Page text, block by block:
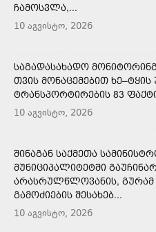
ᲩᲐᲛᲝᲡᲕᲚᲐ,...
10 აგვისტო, 2026
ᲡᲐᲒᲐᲓᲐᲡᲐᲮᲐᲓᲝ
ᲗᲕᲘᲡ ᲛᲝᲜᲐᲪᲔᲛᲔᲑᲘᲗ ᲮᲔ–ᲢᲧᲘᲡ
ᲢᲠᲐᲜᲡᲞᲝᲠᲢᲘᲠᲔᲑᲘᲡ 83
10 აგვისტო, 2026
ᲨᲘᲜᲐᲒᲐᲜ ᲡᲐᲥᲛᲔᲗᲐ
ᲛᲣᲜᲘᲪᲘᲞᲐᲚᲘᲢᲔᲢᲨᲘ
ᲐᲠᲐᲡᲠᲣᲚᲬᲚᲝᲕᲐᲜᲘᲡ, ᲒᲣᲠᲐᲛ
ᲒᲐᲛᲝᲫᲘᲔᲑᲘᲡ ᲨᲔᲡᲐᲮᲔᲑ...
10 აგვისტო, 2026